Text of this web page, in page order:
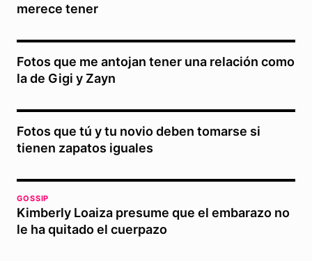
merece tener
Fotos que me antojan tener una relación como
la de Gigi y Zayn
Fotos que tú y tu novio deben tomarse si
tienen zapatos iguales
GOSSIP
Kimberly Loaiza presume que el embarazo no
le ha quitado el cuerpazo